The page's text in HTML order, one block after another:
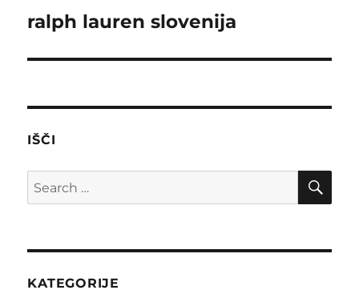
Next
ralph lauren slovenija
IŠČI
Search
for:
KATEGORIJE